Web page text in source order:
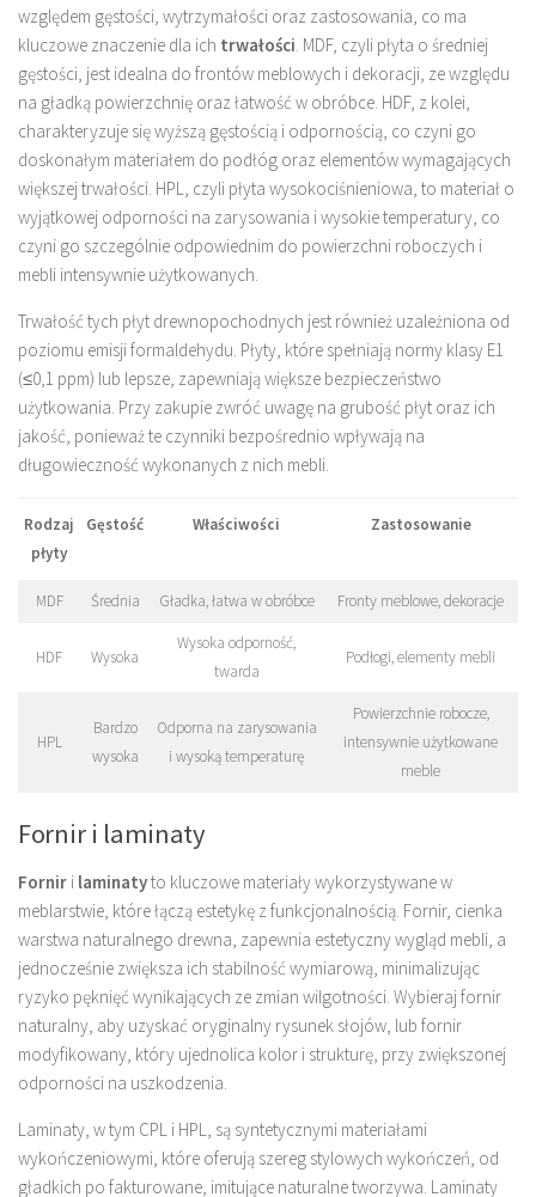
względem gęstości, wytrzymałości oraz zastosowania, co ma
kluczowe znaczenie dla ich trwałości. MDF, czyli płyta o średniej
gęstości, jest idealna do frontów meblowych i dekoracji, ze względu
na gładką powierzchnię oraz łatwość w obróbce. HDF, z kolei,
charakteryzuje się wyższą gęstością i odpornością, co czyni go
doskonałym materiałem do podłóg oraz elementów wymagających
większej trwałości. HPL, czyli płyta wysokociśnieniowa, to materiał o
wyjątkowej odporności na zarysowania i wysokie temperatury, co
czyni go szczególnie odpowiednim do powierzchni roboczych i
mebli intensywnie użytkowanych.
Trwałość tych płyt drewnopochodnych jest również uzależniona od
poziomu emisji formaldehydu. Płyty, które spełniają normy klasy E1
(≤0,1 ppm) lub lepsze, zapewniają większe bezpieczeństwo
użytkowania. Przy zakupie zwróć uwagę na grubość płyt oraz ich
jakość, ponieważ te czynniki bezpośrednio wpływają na
długowieczność wykonanych z nich mebli.
Rodzaj
płyty
Gęstość Właściwości Zastosowanie
MDF Średnia Gładka, łatwa w obróbce Fronty meblowe, dekoracje
HDF Wysoka
Wysoka odporność,
twarda
Podłogi, elementy mebli
HPL
Bardzo
wysoka
Odporna na zarysowania
i wysoką temperaturę
Powierzchnie robocze,
intensywnie użytkowane
meble
Fornir i laminaty
Fornir i laminatyto kluczowe materiały wykorzystywane w
meblarstwie, które łączą estetykę z funkcjonalnością. Fornir, cienka
warstwa naturalnego drewna, zapewnia estetyczny wygląd mebli, a
jednocześnie zwiększa ich stabilność wymiarową, minimalizując
ryzyko pęknięć wynikających ze zmian wilgotności. Wybieraj fornir
naturalny, aby uzyskać oryginalny rysunek słojów, lub fornir
modyfikowany, który ujednolica kolor i strukturę, przy zwiększonej
odporności na uszkodzenia.
Laminaty, w tym CPL i HPL, są syntetycznymi materiałami
wykończeniowymi, które oferują szereg stylowych wykończeń, od
gładkich po fakturowane, imitujące naturalne tworzywa. Laminaty